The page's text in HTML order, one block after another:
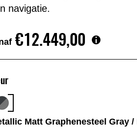
navigatie.
€12.449,00
Matt Graphenesteel Gray